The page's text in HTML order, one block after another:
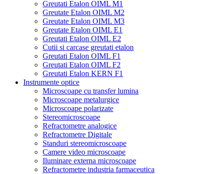
Greutati Etalon OIML M1
Greutate Etalon OIML M2
Greutate Etalon OIML M3
Greutate Etalon OIML E1
Greutati Etalon OIML E2
Cutii si carcase greutati etalon
Greutati Etalon OIML F1
Greutati Etalon OIML F2
Greutati Etalon KERN F1
Instrumente optice
Microscoape cu transfer lumina
Microscoape metalurgice
Microscoape polarizate
Stereomicroscoape
Refractometre analogice
Refractometre Digitale
Standuri stereomicroscoape
Camere video microscoape
Iluminare externa microscoape
Refractometre industria farmaceutica